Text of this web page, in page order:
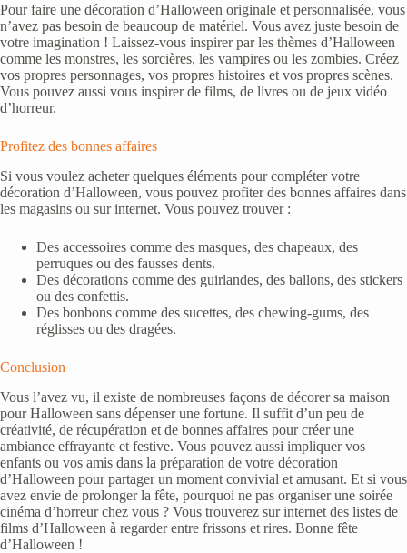
Pour faire une décoration d’Halloween originale et personnalisée, vous
n’avez pas besoin de beaucoup de matériel. Vous avez juste besoin de
votre imagination ! Laissez-vous inspirer par les thèmes d’Halloween
comme les monstres, les sorcières, les vampires ou les zombies. Créez
vos propres personnages, vos propres histoires et vos propres scènes.
Vous pouvez aussi vous inspirer de films, de livres ou de jeux vidéo
d’horreur.
Profitez des bonnes affaires
Si vous voulez acheter quelques éléments pour compléter votre
décoration d’Halloween, vous pouvez profiter des bonnes affaires dans
les magasins ou sur internet. Vous pouvez trouver :
Des accessoires comme des masques, des chapeaux, des
perruques ou des fausses dents.
Des décorations comme des guirlandes, des ballons, des stickers
ou des confettis.
Des bonbons comme des sucettes, des chewing-gums, des
réglisses ou des dragées.
Conclusion
Vous l’avez vu, il existe de nombreuses façons de décorer sa maison
pour Halloween sans dépenser une fortune. Il suffit d’un peu de
créativité, de récupération et de bonnes affaires pour créer une
ambiance effrayante et festive. Vous pouvez aussi impliquer vos
enfants ou vos amis dans la préparation de votre décoration
d’Halloween pour partager un moment convivial et amusant. Et si vous
avez envie de prolonger la fête, pourquoi ne pas organiser une soirée
cinéma d’horreur chez vous ? Vous trouverez sur internet des listes de
films d’Halloween à regarder entre frissons et rires. Bonne fête
d’Halloween !